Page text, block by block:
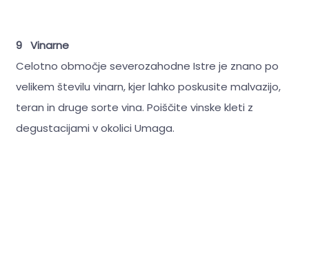
9 Vinarne
Celotno območje severozahodne Istre je znano po
velikem številu vinarn, kjer lahko poskusite malvazijo,
teran in druge sorte vina. Poiščite vinske kleti z
degustacijami v okolici Umaga.